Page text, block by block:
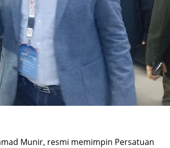
Munir, resmi memimpin Persatuan